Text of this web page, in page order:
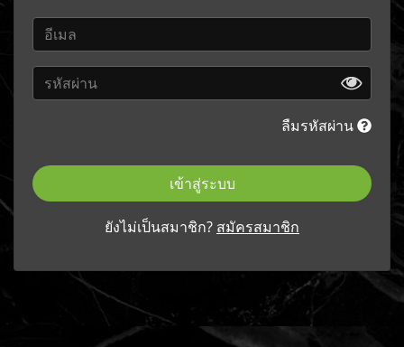
ลืมรหัสผ่าน
เข้าสู่ระบบ
ยังไม่เป็นสมาชิก? สมัครสมาชิก